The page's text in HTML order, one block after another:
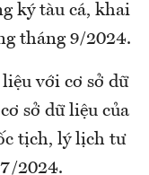
ký tàu cá, khai
tháng 9/2024.
với cơ sở dữ
sở dữ liệu của
tịch, lý lịch tư
2024.